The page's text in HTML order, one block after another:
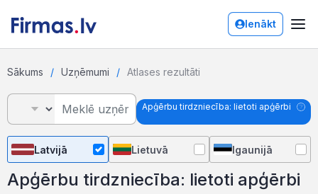
Ienākt
Sākums Uzņēmumi Atlases rezultāti
Apģērbu tirdzniecība: lietoti apģērbi
Latvijā Lietuvā Igaunijā
Apģērbu tirdzniecība: lietoti apģērbi